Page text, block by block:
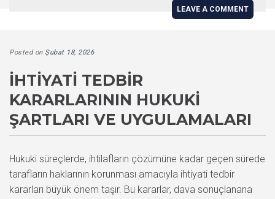
LEAVE A COMMENT
Posted on Şubat 18, 2026
İHTIYATI TEDBIR
KARARLARININ HUKUKI
ŞARTLARI VE UYGULAMALARI
Hukuki süreçlerde, ihtilafların çözümüne kadar geçen sürede
tarafların haklarının korunması amacıyla ihtiyati tedbir
kararları büyük önem taşır. Bu kararlar, dava sonuçlanana